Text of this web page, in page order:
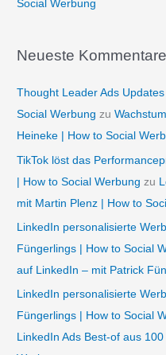
Social Werbung
Neueste Kommentare
Thought Leader Ads
Social Werbung zu
Heineke | How to Social
TikTok löst das
| How to Social Werbung zu
mit Martin Plenz | How to
LinkedIn personalisierte
Füngerlings | How to Social
auf LinkedIn – mit Patrick
LinkedIn personalisierte
Füngerlings | How to Social
LinkedIn Ads Best-of aus